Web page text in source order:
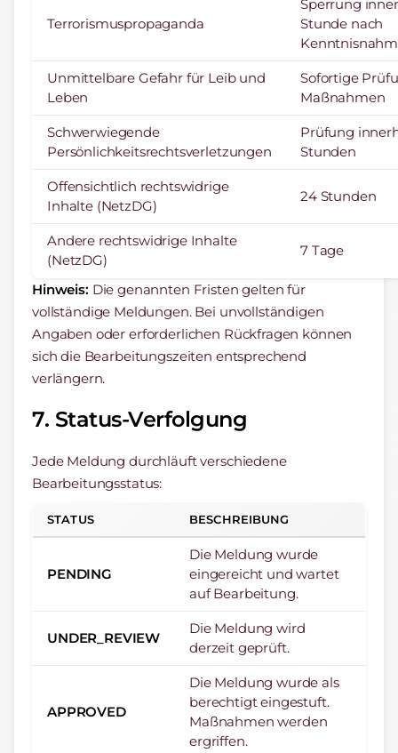
Terrorismuspropaganda
Sperrung
Stunde nach
Unmittelbare Gefahr für Leib und
Leben
Sofortige
Maßnahmen
Schwerwiegende
Persönlichkeitsrechtsverletzungen
Prüfung
Stunden
Offensichtlich rechtswidrige
Inhalte (NetzDG)
24 Stunden
Andere rechtswidrige Inhalte
(NetzDG)
7 Tage
Hinweis: Die genannten Fristen gelten für
vollständige Meldungen. Bei unvollständigen
Angaben oder erforderlichen Rückfragen können
sich die Bearbeitungszeiten entsprechend
verlängern.
7. Status-Verfolgung
Jede Meldung durchläuft verschiedene
Bearbeitungsstatus:
STATUS BESCHREIBUNG
PENDING
Die Meldung wurde
eingereicht und wartet
auf Bearbeitung.
UNDER_REVIEW
Die Meldung wird
derzeit geprüft.
APPROVED
Die Meldung wurde als
berechtigt eingestuft.
Maßnahmen werden
ergriffen.